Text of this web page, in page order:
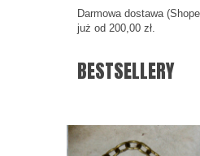
Darmowa dostawa
już od 200,00 zł.
BESTSELLERY